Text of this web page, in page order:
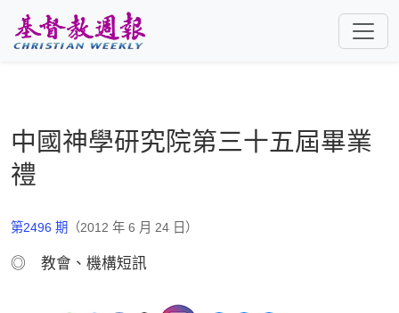
中國神學研究院第三十五屆畢業
禮
第2496 期 （2012 年 6 月 24 日）
◎ 教會、機構短訊